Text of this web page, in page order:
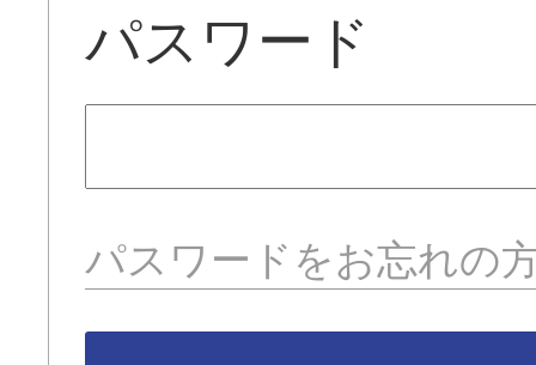
パスワード
パスワードをお忘れの